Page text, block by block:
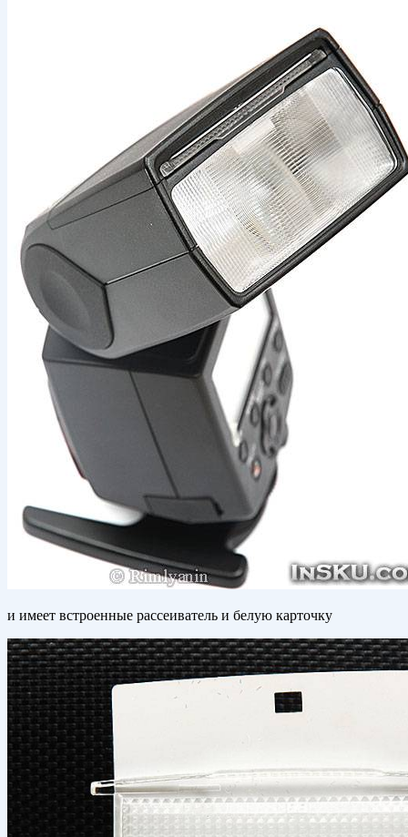
и имеет встроенные рассеиватель и белую карточку